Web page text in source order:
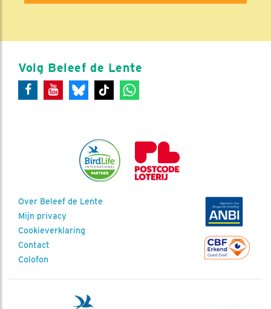
Volg Beleef de Lente
Over Beleef de Lente
Mijn privacy
Cookieverklaring
Contact
Colofon